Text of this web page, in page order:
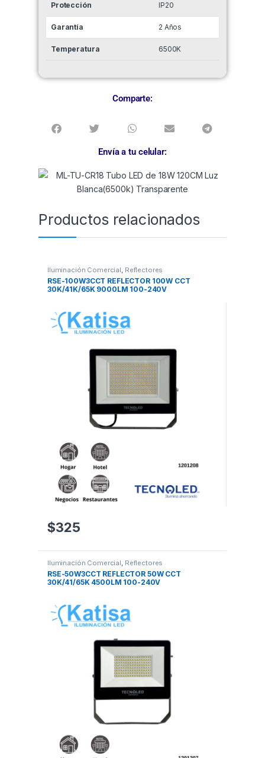
Protección IP20
Garantía 2 Años
Temperatura 6500K
Comparte:
Envía a tu celular:
Productos relacionados
Iluminación Comercial, Reflectores
RSE-100W3CCT REFLECTOR 100W CCT
30K/41K/65K 9000LM 100-240V
$325
Iluminación Comercial Reflectores
RSE-50W3CCT REFLECTOR 50W CCT
30K/41/65K 4500LM 100-240V